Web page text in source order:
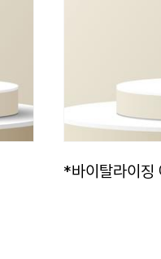
*바이탈라이징